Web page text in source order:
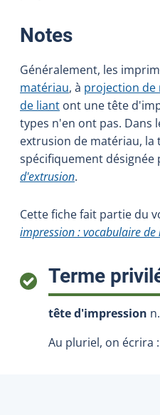
Notes:
Généralement, les
matériau, à projection de
de liant ont une tête
types n'en ont pas. Dans
extrusion de matériau,
spécifiquement désignée
d'extrusion.
Cette fiche fait partie du
impression : vocabulaire
Terme
tête d'impression
Au pluriel, on écrira :